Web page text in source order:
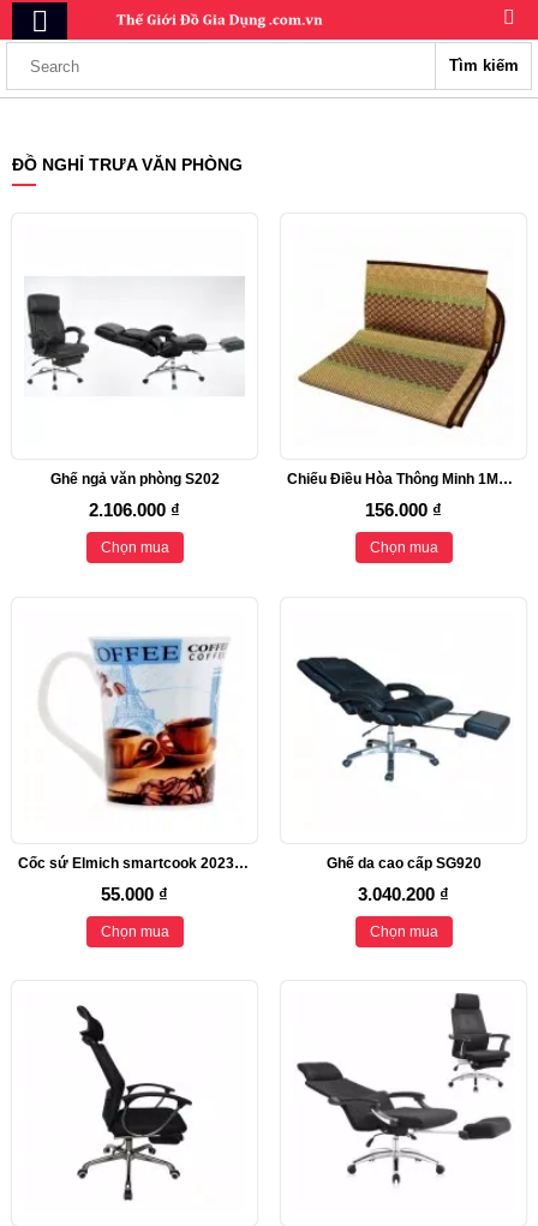
Tìm kiếm
ĐỒ NGHỈ TRƯA VĂN PHÒNG
Ghế ngả văn phòng S202
2.106.000 ₫
Chọn mua
Chiếu Điều Hòa Thông Minh 1M8 x 2M
156.000 ₫
Chọn mua
Cốc sứ Elmich smartcook 2023604
55.000 ₫
Chọn mua
Ghế da cao cấp SG920
3.040.200 ₫
Chọn mua